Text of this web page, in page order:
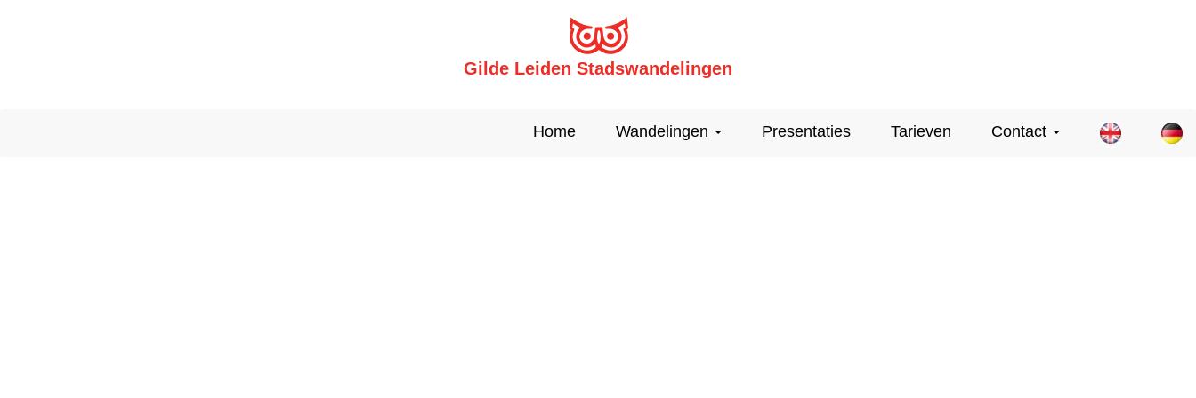
Gilde Leiden Stadswandelingen
Home Wandelingen Presentaties Tarieven Contact